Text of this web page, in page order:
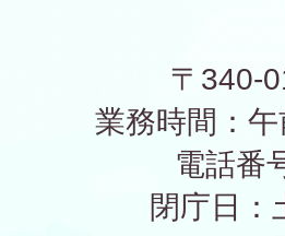
〒340-
業務時間：
電話番
閉庁日：